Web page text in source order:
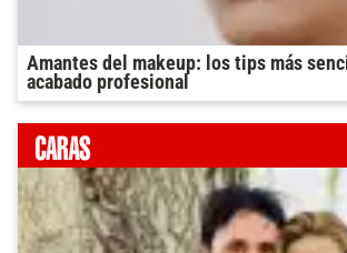
Amantes del makeup: los tips más
acabado profesional